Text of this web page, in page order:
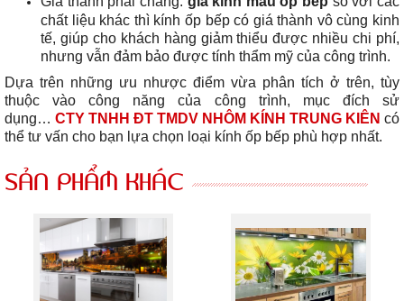
chất liệu khác thì kính ốp bếp có giá thành vô cùng kinh
tế, giúp cho khách hàng giảm thiểu được nhiều chi phí,
nhưng vẫn đảm bảo được tính thẩm mỹ của công trình.
Dựa trên những ưu nhược điểm vừa phân tích ở trên, tùy
thuộc vào công năng của công trình, mục đích sử
dụng… CTY TNHH ĐT TMDV NHÔM KÍNH TRUNG KIÊN có
thể tư vấn cho bạn lựa chọn loại kính ốp bếp phù hợp nhất.
SẢN PHẨM KHÁC